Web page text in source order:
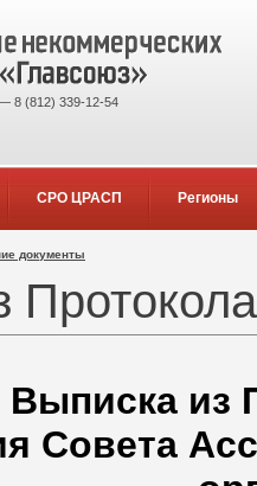
8 (812) 339-12-54
СРО ЦРАСП Регионы
документы
Выписка из
Совета